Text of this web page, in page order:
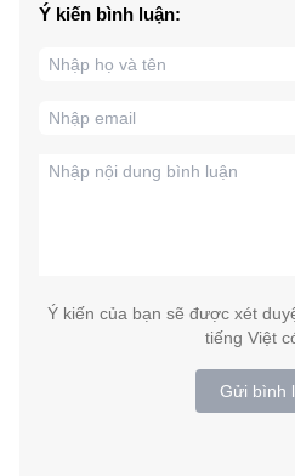
Ý kiến bình luận:
Ý kiến của bạn sẽ được xét
tiếng Việt
Gửi bình